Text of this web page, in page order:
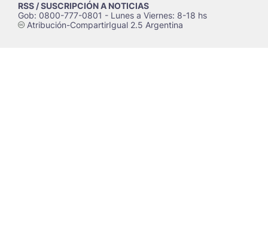
RSS / SUSCRIPCIÓN A NOTICIAS
Gob: 0800-777-0801 - Lunes a Viernes: 8-18 hs
cAtribución-CompartirIgual 2.5 Argentina